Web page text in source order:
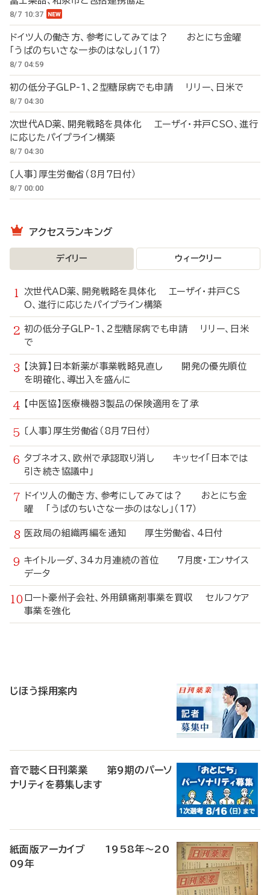
8/7 10:37
ドイツ人の働き方、参考にしてみては？ おとにち金曜
「うぱのちいさな一歩のはなし」（17）
8/7 04:59
初の低分子GLP-1、2型糖尿病でも申請 リリー、日米で
8/7 04:30
次世代AD薬、開発戦略を具体化 エーザイ・井戸CSO、進行
に応じたパイプライン構築
8/7 04:30
〔人事〕厚生労働省（8月7日付）
8/7 00:00
アクセスランキング
デイリー ウィークリー
次世代AD薬、開発戦略を具体化 エーザイ・井戸CS
O、進行に応じたパイプライン構築
初の低分子GLP-1、2型糖尿病でも申請 リリー、日米
で
【決算】日本新薬が事業戦略見直し 開発の優先順位
を明確化、導出入を盛んに
【中医協】医療機器3製品の保険適用を了承
〔人事〕厚生労働省（8月7日付）
タブネオス、欧州で承認取り消し キッセイ「日本では
引き続き協議中」
ドイツ人の働き方、参考にしてみては？ おとにち金
曜 「うぱのちいさな一歩のはなし」（17）
医政局の組織再編を通知 厚生労働省、4日付
キイトルーダ、34カ月連続の首位 7月度・エンサイス
データ
ロート豪州子会社、外用鎮痛剤事業を買収 セルフケア
事業を強化
じほう採用案内
音で聴く日刊薬業 第9期のパーソ
ナリティを募集します
紙面版アーカイブ 1958年～20
09年